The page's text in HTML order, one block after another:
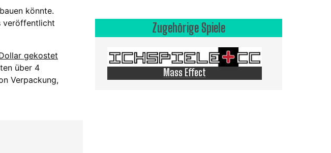
könnte.
veröffentlicht
gekostet
über 4
Verpackung,
Zugehörige Spiele
Mass Effect